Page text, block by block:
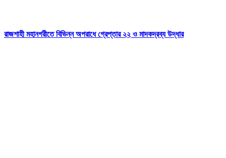
রাজশাহী মহানগরীতে বিভিন্ন অপরাধে গ্রেপ্তার ২২ ও মাদকদ্রব্য উদ্ধার